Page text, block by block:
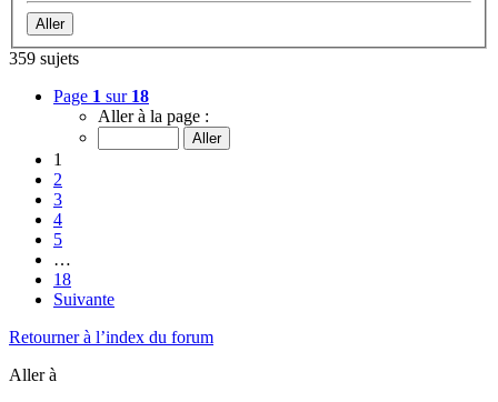
359 sujets
Page 1 sur 18
Aller à la page :
1
2
3
4
5
…
18
Suivante
Retourner à l’index du forum
Aller à